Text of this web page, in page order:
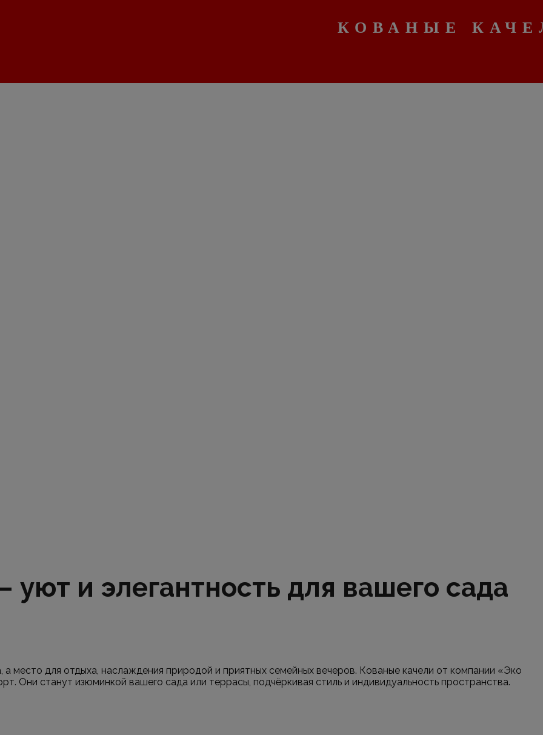
КОВАНЫЕ
и элегантность для вашего сада
место для отдыха, наслаждения природой и приятных семейных вечеров. Кованые качели от компании «Эко
Они станут изюминкой вашего сада или террасы, подчёркивая стиль и индивидуальность пространства.